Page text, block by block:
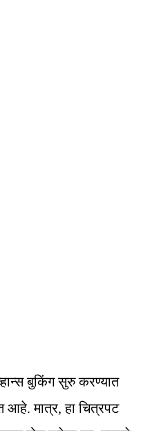
बुकिंग सुरु करण्यात
आहे. मात्र, हा चित्रपट